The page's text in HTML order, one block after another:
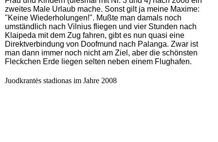
zweites Male Urlaub mache. Sonst gilt ja meine Maxime:
"Keine Wiederholungen!". Mußte man damals noch
umständlich nach Vilnius fliegen und vier Stunden nach
Klaipeda mit dem Zug fahren, gibt es nun quasi eine
Direktverbindung von Doofmund nach Palanga. Zwar ist
man dann immer noch nicht am Ziel, aber die schönsten
Fleckchen Erde liegen selten neben einem Flughafen.
Juodkrantės stadionas im Jahre 2008